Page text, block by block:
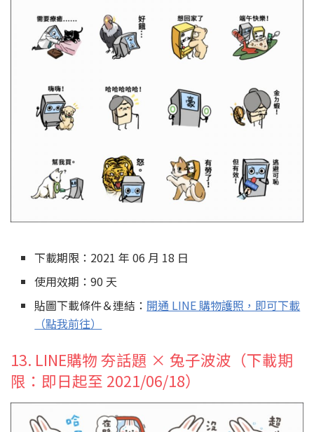
下載期限：2021 年 06 月 18 日
使用效期：90 天
貼圖下載條件＆連結： 開通 LINE 購物護照，即可下載
（點我前往）
13. LINE購物 夯話題 × 兔子波波（下載期
限：即日起至 2021/06/18）